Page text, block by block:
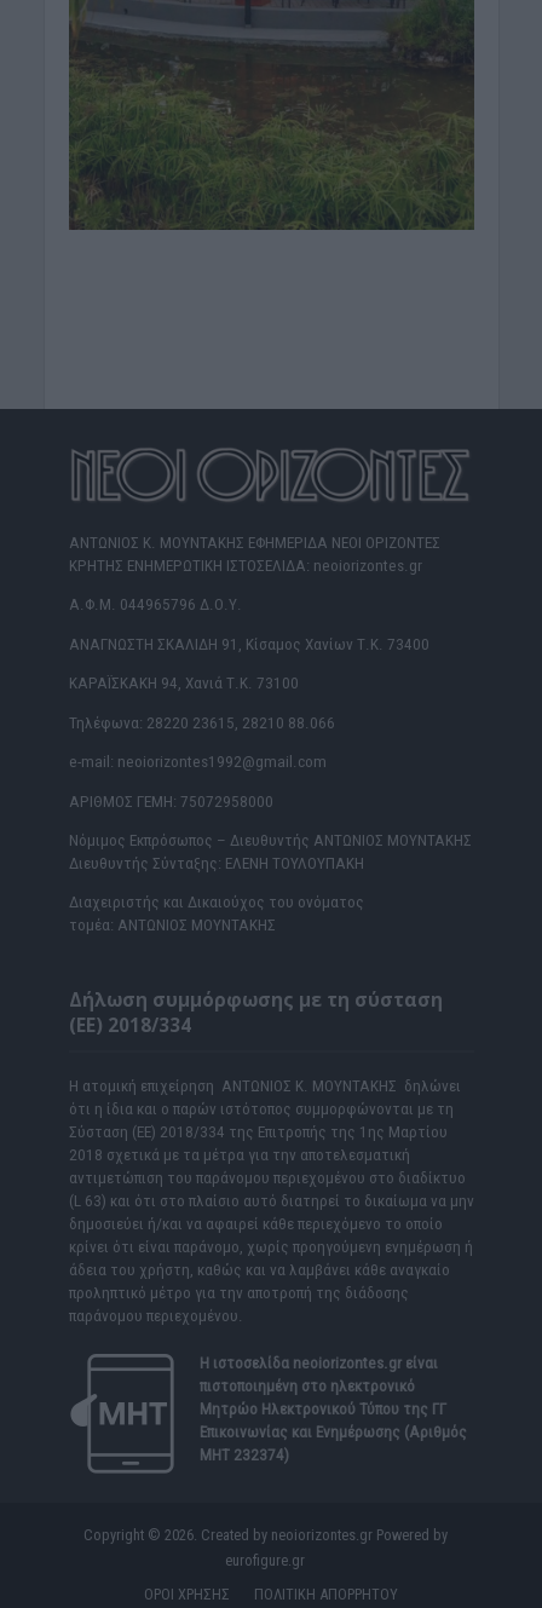
ΑΝΤΩΝΙΟΣ Κ. ΜΟΥΝΤΑΚΗΣ ΕΦΗΜΕΡΙΔΑ ΝΕΟΙ ΟΡΙΖΟΝΤΕΣ
ΚΡΗΤΗΣ ΕΝΗΜΕΡΩΤΙΚΗ ΙΣΤΟΣΕΛΙΔΑ: neoiorizontes.gr
Α.Φ.Μ. 044965796 Δ.Ο.Υ.
ΑΝΑΓΝΩΣΤΗ ΣΚΑΛΙΔΗ 91, Κίσαμος Χανίων Τ.Κ. 73400
ΚΑΡΑΪΣΚΑΚΗ 94, Χανιά Τ.Κ. 73100
Τηλέφωνα: 28220 23615, 28210 88.066
e-mail: neoiorizontes1992@gmail.com
ΑΡΙΘΜΟΣ ΓΕΜΗ: 75072958000
Νόμιμος Εκπρόσωπος – Διευθυντής ΑΝΤΩΝΙΟΣ ΜΟΥΝΤΑΚΗΣ
Διευθυντής Σύνταξης: ΕΛΕΝΗ ΤΟΥΛΟΥΠΑΚΗ
Διαχειριστής και Δικαιούχος του ονόματος
τομέα: ΑΝΤΩΝΙΟΣ ΜΟΥΝΤΑΚΗΣ
Δήλωση συμμόρφωσης με τη σύσταση
(ΕΕ) 2018/334
Η ατομική επιχείρηση ΑΝΤΩΝΙΟΣ Κ. ΜΟΥΝΤΑΚΗΣ δηλώνει
ότι η ίδια και ο παρών ιστότοπος συμμορφώνονται με τη
Σύσταση (ΕΕ) 2018/334 της Επιτροπής της 1ης Μαρτίου
2018 σχετικά με τα μέτρα για την αποτελεσματική
αντιμετώπιση του παράνομου περιεχομένου στο διαδίκτυο
(L 63) και ότι στο πλαίσιο αυτό διατηρεί το δικαίωμα να μην
δημοσιεύει ή/και να αφαιρεί κάθε περιεχόμενο το οποίο
κρίνει ότι είναι παράνομο, χωρίς προηγούμενη ενημέρωση ή
άδεια του χρήστη, καθώς και να λαμβάνει κάθε αναγκαίο
προληπτικό μέτρο για την αποτροπή της διάδοσης
παράνομου περιεχομένου.
Η ιστοσελίδα neoiorizontes.grείναι
πιστοποιημένη στο ηλεκτρονικό
Μητρώο Ηλεκτρονικού Τύπου της ΓΓ
Επικοινωνίας και Ενημέρωσης (Αριθμός
ΜΗΤ 232374)
Copyright © 2026. Created by neoiorizontes.gr Powered by
eurofigure.gr
ΟΡΟΙ ΧΡΗΣΗΣ
ΠΟΛΙΤΙΚΗ ΑΠΟΡΡΗΤΟΥ